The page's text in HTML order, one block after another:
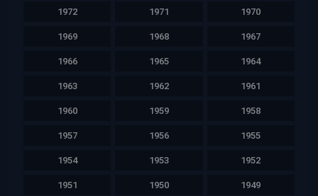
1972 1971 1970
1969 1968 1967
1966 1965 1964
1963 1962 1961
1960 1959 1958
1957 1956 1955
1954 1953 1952
1951 1950 1949